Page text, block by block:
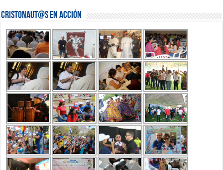
Cristonaut@s en Acción